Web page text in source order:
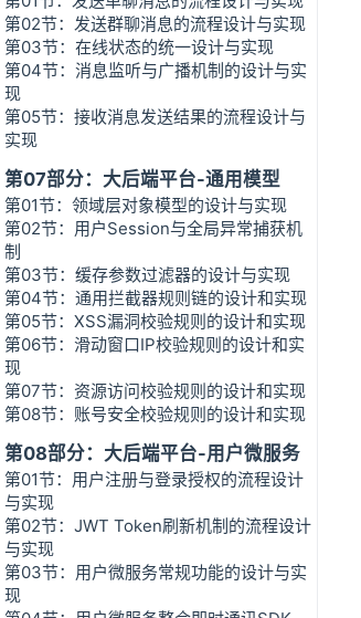
第02节：发送群聊消息的流程设计与实现
第03节：在线状态的统一设计与实现
第04节：消息监听与广播机制的设计与实
现
第05节：接收消息发送结果的流程设计与
实现
第07部分：大后端平台-通用模型
第01节：领域层对象模型的设计与实现
第02节：用户Session与全局异常捕获机
制
第03节：缓存参数过滤器的设计与实现
第04节：通用拦截器规则链的设计和实现
第05节：XSS漏洞校验规则的设计和实现
第06节：滑动窗口IP校验规则的设计和实
现
第07节：资源访问校验规则的设计和实现
第08节：账号安全校验规则的设计和实现
第08部分：大后端平台-用户微服务
第01节：用户注册与登录授权的流程设计
与实现
第02节：JWT Token刷新机制的流程设计
与实现
第03节：用户微服务常规功能的设计与实
现